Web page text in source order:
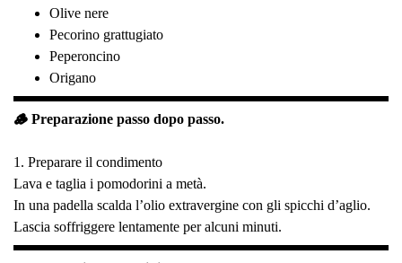
Olive nere
Pecorino grattugiato
Peperoncino
Origano
🪵 Preparazione passo dopo passo.
1. Preparare il condimento
Lava e taglia i pomodorini a metà.
In una padella scalda l’olio extravergine con gli spicchi d’aglio.
Lascia soffriggere lentamente per alcuni minuti.